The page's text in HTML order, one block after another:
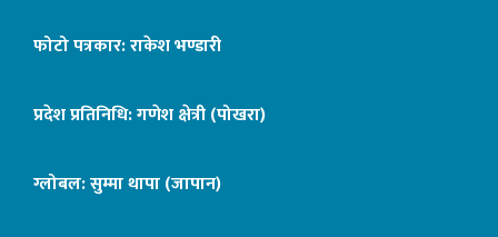
फोटो पत्रकार: राकेश भण्डारी
प्रदेश प्रतिनिधि: गणेश क्षेत्री (पोखरा)
ग्लोबल: सुम्मा थापा (जापान)